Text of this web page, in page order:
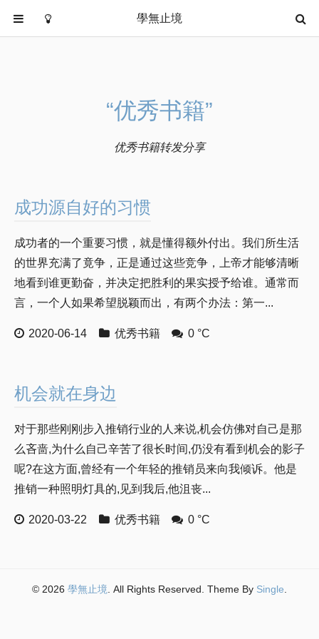
學無止境
关于
“优秀书籍”
优秀书籍转发分享
成功源自好的习惯
成功者的一个重要习惯，就是懂得额外付出。我们所生活
的世界充满了竟争，正是通过这些竞争，上帝才能够清晰
地看到谁更勤奋，并决定把胜利的果实授予给谁。通常而
言，一个人如果希望脱颖而出，有两个办法：第一...
2020-06-14 优秀书籍 0 °C
机会就在身边
对于那些刚刚步入推销行业的人来说,机会仿佛对自己是那
么吝啬,为什么自己辛苦了很长时间,仍没有看到机会的影子
呢?在这方面,曾经有一个年轻的推销员来向我倾诉。他是
推销一种照明灯具的,见到我后,他沮丧...
2020-03-22 优秀书籍 0 °C
© 2026 學無止境 . All Rights Reserved. Theme By Single